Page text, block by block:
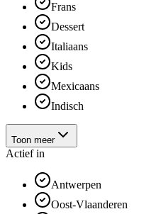
Frans
Dessert
Italiaans
Kids
Mexicaans
Indisch
Toon meer
Actief in
Antwerpen
Oost-Vlaanderen